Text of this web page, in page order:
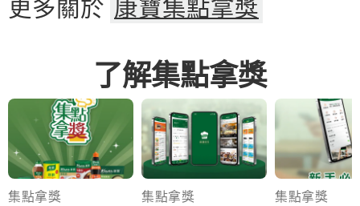
了解集點拿獎
集點拿獎
集點拿獎
集點拿獎